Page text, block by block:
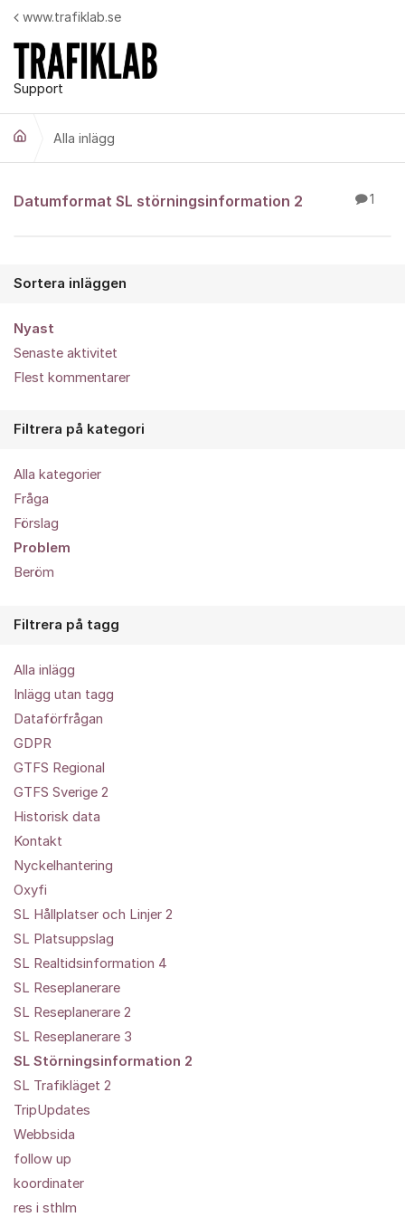
Hoppa till innehåll
Support
www.trafiklab.se
Alla inlägg
Alla inlägg
Datumformat SL störningsinformation 2 1
Sortera inläggen
Nyast
Senaste aktivitet
Flest kommentarer
Filtrera på kategori
Alla kategorier
Fråga
Förslag
Problem
Beröm
Filtrera på tagg
Alla inlägg
Inlägg utan tagg
Dataförfrågan
GDPR
GTFS Regional
GTFS Sverige 2
Historisk data
Kontakt
Nyckelhantering
Oxyfi
SL Hållplatser och Linjer 2
SL Platsuppslag
SL Realtidsinformation 4
SL Reseplanerare
SL Reseplanerare 2
SL Reseplanerare 3
SL Störningsinformation 2
SL Trafikläget 2
TripUpdates
Webbsida
follow up
koordinater
res i sthlm